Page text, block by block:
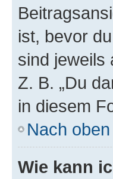
ist, bevor
sind jeweils
Z. B. „Du
in diesem
Nach oben
Wie kann